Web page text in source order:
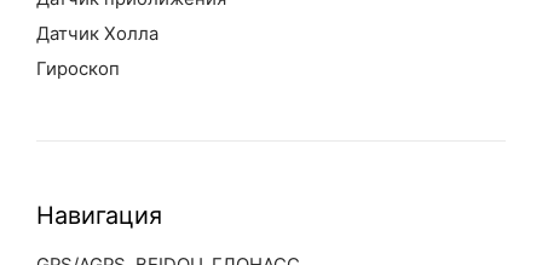
Датчик Холла
Гироскоп
Навигация